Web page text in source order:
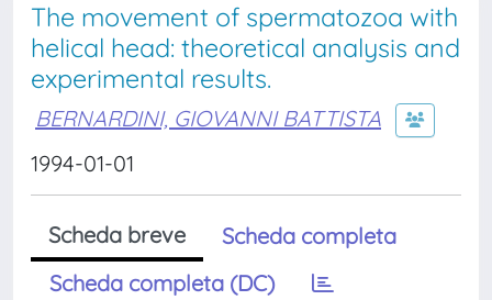
The movement of spermatozoa with
helical head: theoretical analysis and
experimental results.
BERNARDINI, GIOVANNI BATTISTA
1994-01-01
Scheda breve
Scheda completa
Scheda completa (DC)